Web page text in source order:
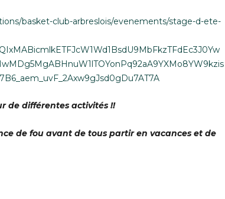
basket-club-arbreslois/evenements/stage-d-ete-
de différentes activités !!
de fou avant de tous partir en vacances et de